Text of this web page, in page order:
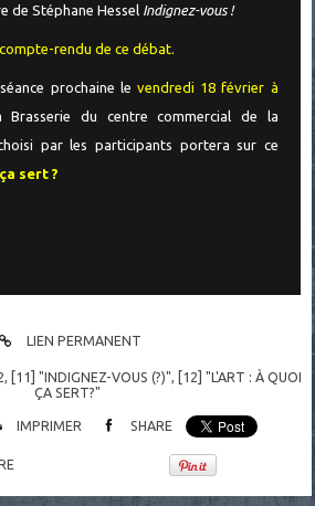
de Stéphane Hessel Indignez-vous !
rendu de ce débat.
prochaine le vendredi 18 février à
du centre commercial de la
par les participants portera sur ce
sert ?
LIEN PERMANENT
[11] "INDIGNEZ-VOUS (?)"
[12] "L'ART : À QUOI
ÇA SERT?"
IMPRIMER SHARE